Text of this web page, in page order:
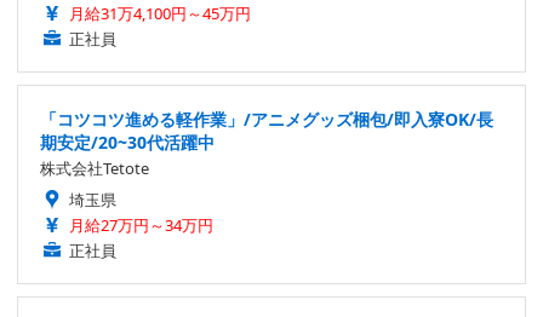
月給31万4,100円～45万円
正社員
「コツコツ進める軽作業」/アニメグッズ梱包/即入寮OK/長
期安定/20~30代活躍中
株式会社Tetote
埼玉県
月給27万円～34万円
正社員